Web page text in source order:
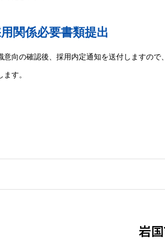
関係必要書類提出
意向の確認後、採用内定通知を送付しますので
ます。
岩